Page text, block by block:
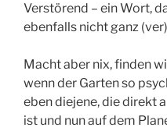
Verstörend – ein Wort,
ebenfalls nicht ganz
Macht aber nix, finden
wenn der Garten so
eben diejene, die direkt
ist und nun auf dem